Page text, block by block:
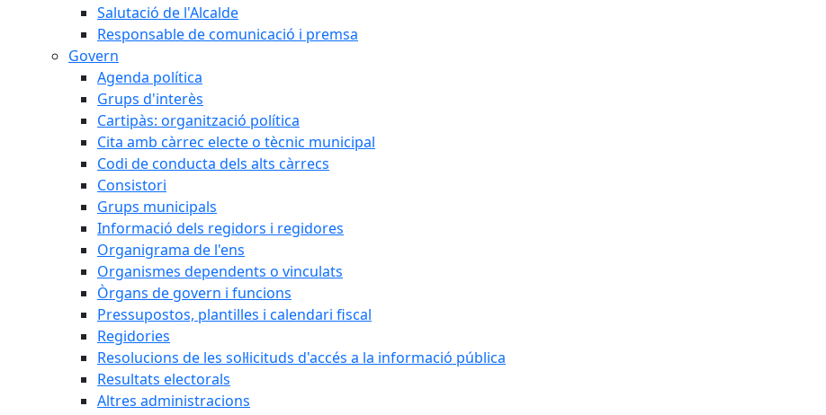
Salutació de l'Alcalde
Responsable de comunicació i premsa
Govern
Agenda política
Grups d'interès
Cartipàs: organització política
Cita amb càrrec electe o tècnic municipal
Codi de conducta dels alts càrrecs
Consistori
Grups municipals
Informació dels regidors i regidores
Organigrama de l'ens
Organismes dependents o vinculats
Òrgans de govern i funcions
Pressupostos, plantilles i calendari fiscal
Regidories
Resolucions de les sol·licituds d'accés a la informació pública
Resultats electorals
Altres administracions